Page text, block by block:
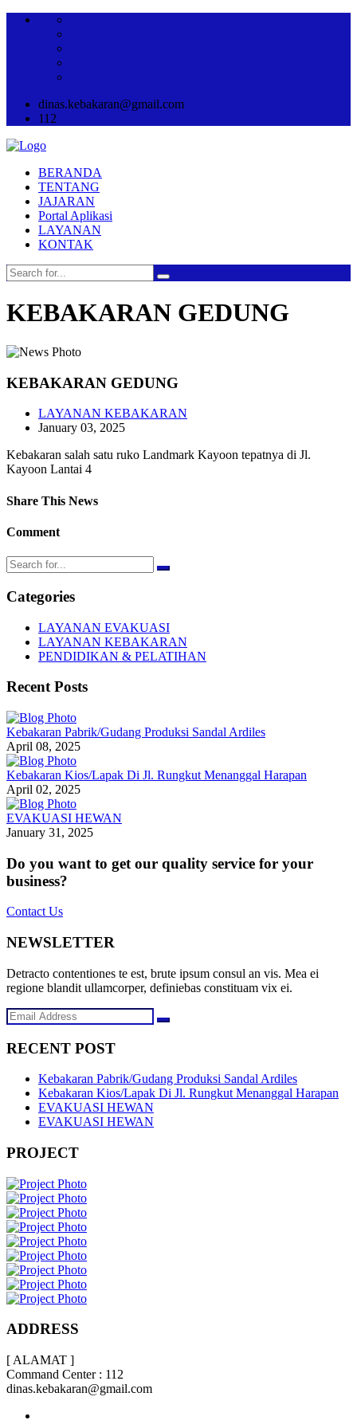
dinas.kebakaran@gmail.com
112
BERANDA
TENTANG
JAJARAN
Portal Aplikasi
LAYANAN
KONTAK
KEBAKARAN GEDUNG
KEBAKARAN GEDUNG
LAYANAN KEBAKARAN
January 03, 2025
Kebakaran salah satu ruko Landmark Kayoon tepatnya di Jl.
Kayoon Lantai 4
Share This News
Comment
Categories
LAYANAN EVAKUASI
LAYANAN KEBAKARAN
PENDIDIKAN & PELATIHAN
Recent Posts
Kebakaran Pabrik/Gudang Produksi Sandal Ardiles
April 08, 2025
Kebakaran Kios/Lapak Di Jl. Rungkut Menanggal Harapan
April 02, 2025
EVAKUASI HEWAN
January 31, 2025
Do you want to get our quality service for your
business?
Contact Us
NEWSLETTER
Detracto contentiones te est, brute ipsum consul an vis. Mea ei
regione blandit ullamcorper, definiebas constituam vix ei.
RECENT POST
Kebakaran Pabrik/Gudang Produksi Sandal Ardiles
Kebakaran Kios/Lapak Di Jl. Rungkut Menanggal Harapan
EVAKUASI HEWAN
EVAKUASI HEWAN
PROJECT
ADDRESS
[ ALAMAT ]
Command Center : 112
dinas.kebakaran@gmail.com